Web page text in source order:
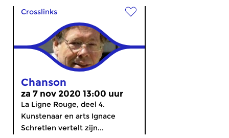
Crosslinks
Chanson
za 7 nov 2020 13:00 uur
La Ligne Rouge, deel 4.
Kunstenaar en arts Ignace
Schretlen vertelt zijn...